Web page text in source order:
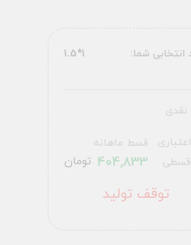
انتخابی شما: 1*1.5
نقدی
اعتباری
قسطی
قسط ماهانه
404,833 تومان
توقف تولید